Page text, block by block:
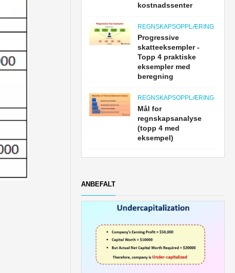
kostnadssenter
REGNSKAPSOPPLÆRING
Progressive
skatteeksempler -
Topp 4 praktiske
eksempler med
beregning
REGNSKAPSOPPLÆRING
Mål for
regnskapsanalyse
(topp 4 med
eksempel)
ANBEFALT